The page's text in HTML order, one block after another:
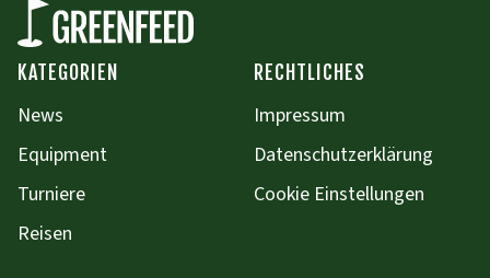
KATEGORIEN
News
Equipment
Turniere
Reisen
RECHTLICHES
Impressum
Datenschutzerklärung
Cookie Einstellungen